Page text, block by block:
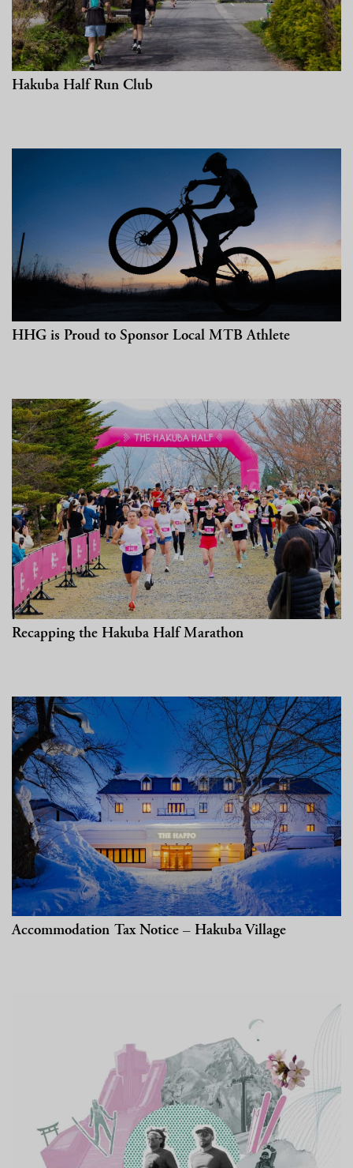
定期举办活动
定期举办活动
Hakuba Half Run Club
HHG is Proud to Sponsor Local MTB Athlete
Recapping the Hakuba Half Marathon
Accommodation Tax Notice – Hakuba Village